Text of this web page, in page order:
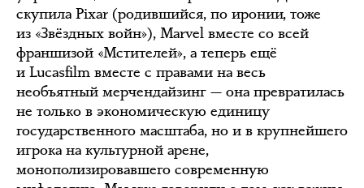
скупила Pixar (родившийся, по иронии, тоже
из «Звёздных войн»), Marvel вместе со всей
франшизой «Мстителей», а теперь ещё
и Lucasfilm вместе с правами на весь
необъятный мерчендайзинг — она превратилась
не только в экономическую единицу
государственного масштаба, но и в крупнейшего
игрока на культурной арене,
монополизировавшего современную